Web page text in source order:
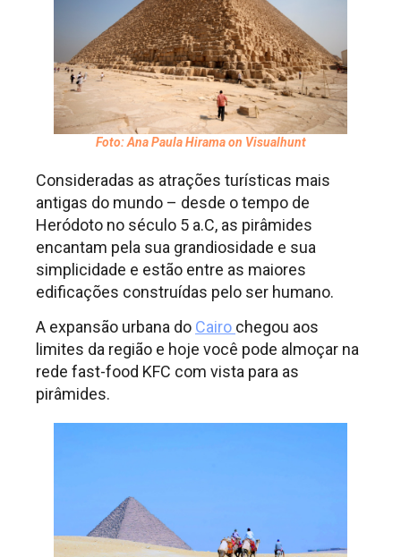
Foto: Ana Paula Hirama on Visualhunt
Consideradas as atrações turísticas mais
antigas do mundo – desde o tempo de
Heródoto no século 5 a.C, as pirâmides
encantam pela sua grandiosidade e sua
simplicidade e estão entre as maiores
edificações construídas pelo ser humano.
A expansão urbana do Cairo chegou aos
limites da região e hoje você pode almoçar na
rede fast-food KFC com vista para as
pirâmides.